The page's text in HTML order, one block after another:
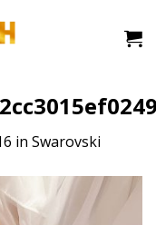
in Swarovski